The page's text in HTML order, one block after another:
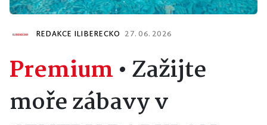
REDAKCE ILIBERECKO 27. 06. 2026
Premium•Zažijte
moře zábavy v